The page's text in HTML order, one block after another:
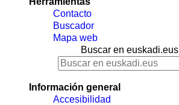
Contacto
Buscador
Mapa web
Buscar en euskadi.eus
Información general
Accesibilidad